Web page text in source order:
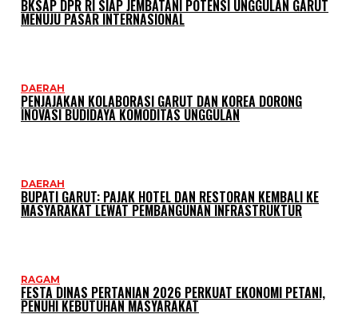
BKSAP DPR RI SIAP JEMBATANI POTENSI UNGGULAN GARUT
MENUJU PASAR INTERNASIONAL
DAERAH
PENJAJAKAN KOLABORASI GARUT DAN KOREA DORONG
INOVASI BUDIDAYA KOMODITAS UNGGULAN
DAERAH
BUPATI GARUT: PAJAK HOTEL DAN RESTORAN KEMBALI KE
MASYARAKAT LEWAT PEMBANGUNAN INFRASTRUKTUR
RAGAM
FESTA DINAS PERTANIAN 2026 PERKUAT EKONOMI PETANI,
PENUHI KEBUTUHAN MASYARAKAT